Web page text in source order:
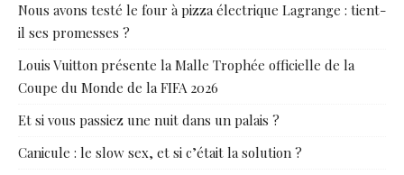
Nous avons testé le four à pizza électrique Lagrange : tient-
il ses promesses ?
Louis Vuitton présente la Malle Trophée officielle de la
Coupe du Monde de la FIFA 2026
Et si vous passiez une nuit dans un palais ?
Canicule : le slow sex, et si c’était la solution ?